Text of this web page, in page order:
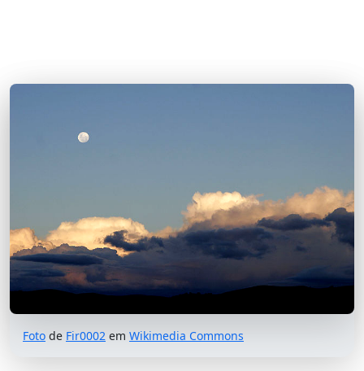
Foto de Fir0002 em Wikimedia Commons